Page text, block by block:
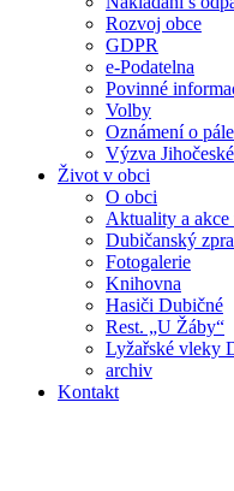
Rozvoj obce
GDPR
e-Podatelna
Povinné
Volby
Oznámení o
Výzva
Život v obci
O obci
Aktuality a
Dubičanský
Fotogalerie
Knihovna
Hasiči Dubičné
Rest. „U Žáby“
Lyžařské vleky
archiv
Kontakt